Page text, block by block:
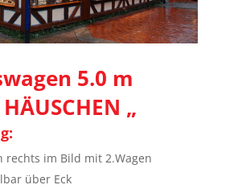
5.0 m
HÄUSCHEN „
rechts im Bild mit 2.Wagen
über Eck